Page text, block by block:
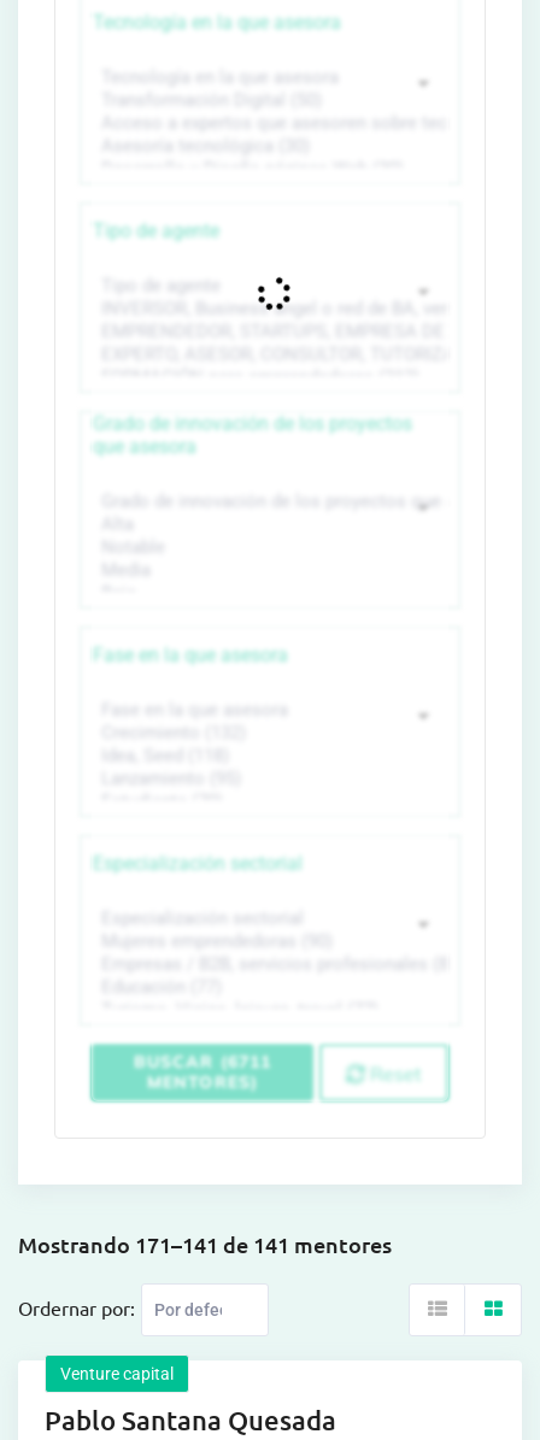
Tecnología en la que asesora
Tipo de agente
Grado de innovación de los proyectos
que asesora
Fase en la que asesora
Especialización sectorial
BUSCAR (6711
MENTORES)
Reset
Mostrando 171–141 de 141 mentores
Ordernar por:
Venture capital
Pablo Santana Quesada